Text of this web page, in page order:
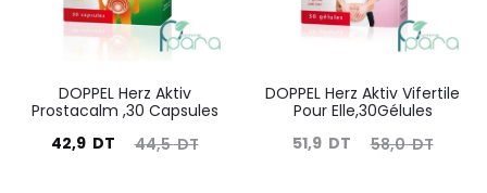
DOPPEL Herz Aktiv
Prostacalm ,30 Capsules
44,5DT
Le
42,9 DT
DOPPEL Herz Aktiv Vifertile
Pour Elle,30Gélules
58,0DT
Le
51,9 DT